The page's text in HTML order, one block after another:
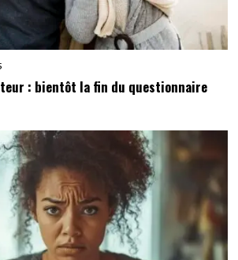
: bientôt la fin du questionnaire